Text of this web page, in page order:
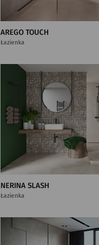
AREGO TOUCH
Łazienka
NERINA SLASH
Łazienka